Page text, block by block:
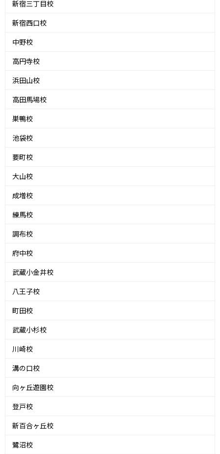
新宿三丁目校
新宿西口校
中野校
高円寺校
浜田山校
高田馬場校
巣鴨校
池袋校
要町校
大山校
成増校
練馬校
調布校
府中校
武蔵小金井校
八王子校
町田校
武蔵小杉校
川崎校
溝の口校
向ヶ丘遊園校
登戸校
新百合ヶ丘校
鷺沼校